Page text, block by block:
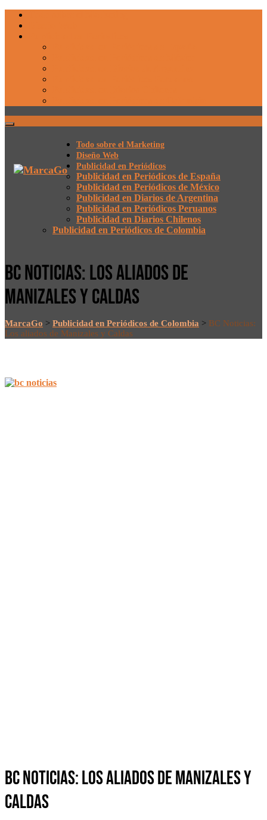
Todo sobre el Marketing
Diseño Web
Publicidad en Periódicos
Publicidad en Periódicos de España
Publicidad en Periódicos de México
Publicidad en Diarios de Argentina
Publicidad en Periódicos Peruanos
Publicidad en Diarios Chilenos
Publicidad en Periódicos de Colombia
BC NOTICIAS: LOS ALIADOS DE
MANIZALES Y CALDAS
MarcaGo > Publicidad en Periódicos de Colombia > BC Noticias:
Los aliados de Manizales y Caldas
BC Noticias: Los aliados de Manizales y
Caldas